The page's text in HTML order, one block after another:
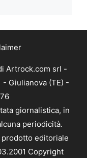
Artrock.com srl -
- Giulianova (TE) -
giornalistica, in
periodicità.
editoriale
Copyright